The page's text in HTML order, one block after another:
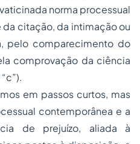
norma processual
da citação, da intimação ou
pelo comparecimento do
comprovação da ciência
em passos curtos, mas
contemporânea e a
de prejuízo, aliada à